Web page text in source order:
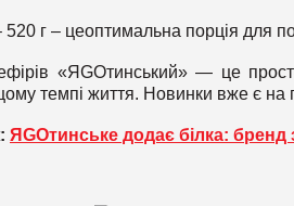
г – цеоптимальна порція для
«ЯGOтинський» — це
темпі життя. Новинки вже є
ЯGOтинське додає білка: бренд